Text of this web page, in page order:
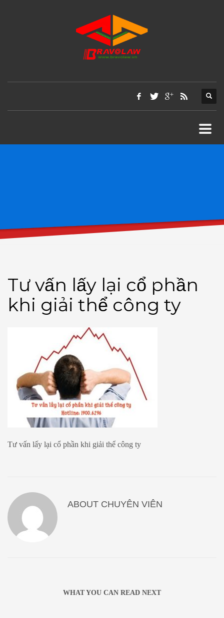
Tư vấn lấy lại cổ phần
khi giải thể công ty
Tư vấn lấy lại cổ phần khi giải thể công ty
ABOUT CHUYÊN VIÊN
WHAT YOU CAN READ NEXT